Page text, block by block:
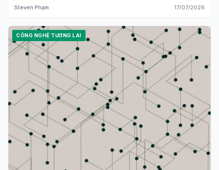
Steven Phạm 17/07/2026
CÔNG NGHỆ TƯƠNG LAI